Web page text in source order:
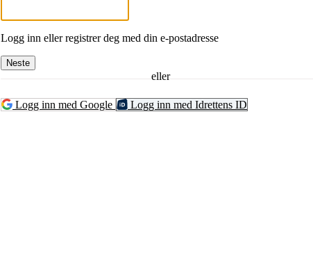
Logg inn eller registrer deg med din e-postadresse
Neste
eller
Logg inn med Google Logg inn med Idrettens ID